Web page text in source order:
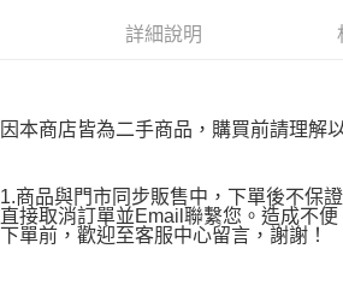
４．使用「AFTEE先享後付」時，將依據個別帳
恩沛科技股份有限公司將有權停止該用戶之使用
詳細說明
因本商店皆為二手商品，購買前請理解
1.商品與門市同步販售中，下單後不保
直接取消訂單並Email聯繫您。造成不
下單前，歡迎至客服中心留言，謝謝！